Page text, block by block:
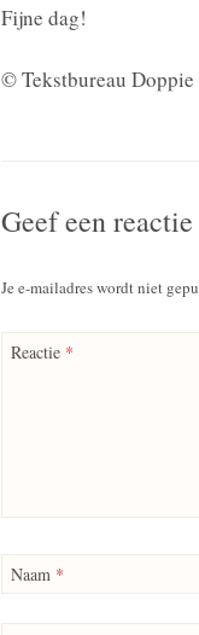
Fijne dag!
© Tekstbureau Doppie
Geef een reactie
Je e-mailadres wordt niet
Reactie *
Naam *